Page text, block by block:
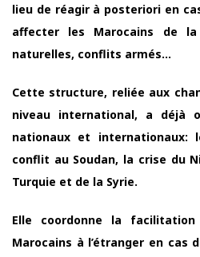
lieu de réagir à posteriori en
affecter les Marocains de la
naturelles, conflits armés…
Cette structure, reliée aux
niveau international, a déjà
nationaux et internationaux:
conflit au Soudan, la crise du
Turquie et de la Syrie.
Elle coordonne la
Marocains à l’étranger en cas